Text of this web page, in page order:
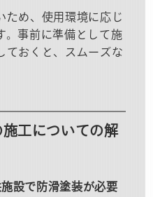
ため、使用環境に応じ
。事前に準備として施
ておくと、スムーズな
施工についての解
設で防滑塗装が必要